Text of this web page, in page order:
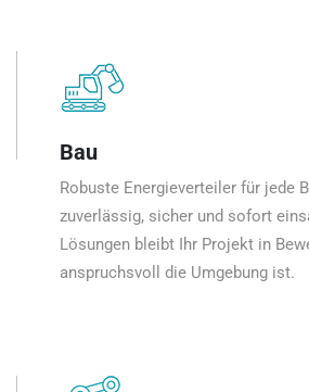
Bau
Robuste Energieverteiler für jede
zuverlässig, sicher und sofort
Lösungen bleibt Ihr Projekt in
anspruchsvoll die Umgebung ist.